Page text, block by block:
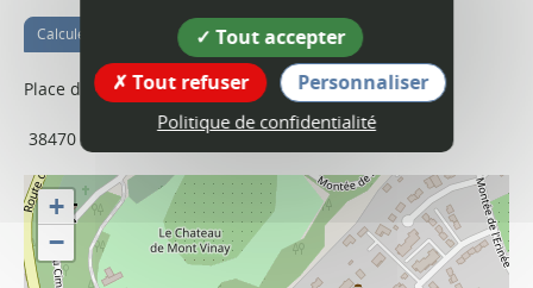
Calculer votre itinéraire
Place du Champ de mars
38470
+
−
Tout accepter
Tout refuser
Personnaliser
Politique de confidentialité